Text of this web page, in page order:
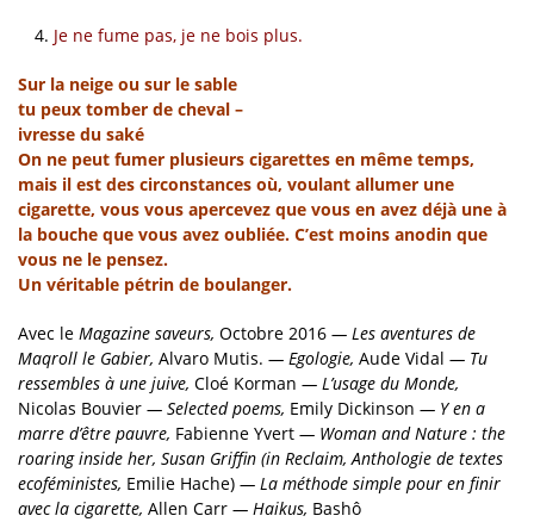
Je ne fume pas, je ne bois plus.
Sur la neige ou sur le sable
tu peux tomber de cheval –
ivresse du saké
On ne peut fumer plusieurs cigarettes en même temps,
mais il est des circonstances où, voulant allumer une
cigarette, vous vous apercevez que vous en avez déjà une à
la bouche que vous avez oubliée. C’est moins anodin que
vous ne le pensez.
Un véritable pétrin de boulanger.
Avec le Magazine saveurs, Octobre 2016 — Les aventures de
Maqroll le Gabier, Alvaro Mutis. — Egologie, Aude Vidal — Tu
ressembles à une juive, Cloé Korman — L’usage du Monde,
Nicolas Bouvier — Selected poems, Emily Dickinson — Y en a
marre d’être pauvre, Fabienne Yvert — Woman and Nature : the
roaring inside her, Susan Griffin (in Reclaim, Anthologie de textes
ecoféministes, Emilie Hache) — La méthode simple pour en finir
avec la cigarette, Allen Carr — Haikus, Bashô